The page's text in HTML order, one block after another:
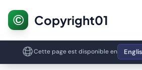
© Copyright01
Cette page est disponible en